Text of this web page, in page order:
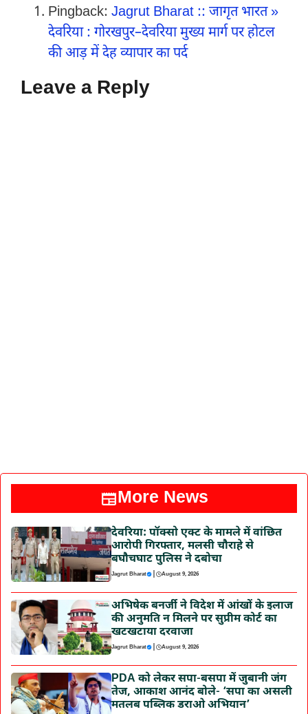
Pingback: Jagrut Bharat :: जागृत भारत »
देवरिया : गोरखपुर–देवरिया मुख्य मार्ग पर होटल
की आड़ में देह व्यापार का पर्द
Leave a Reply
More News
देवरिया: पॉक्सो एक्ट के मामले में वांछित
आरोपी गिरफ्तार, मलसी चौराहे से
बघौचघाट पुलिस ने दबोचा
Jagrut Bharat | August 9, 2026
अभिषेक बनर्जी ने विदेश में आंखों के इलाज
की अनुमति न मिलने पर सुप्रीम कोर्ट का
खटखटाया दरवाजा
Jagrut Bharat | August 9, 2026
PDA को लेकर सपा-बसपा में जुबानी जंग
तेज, आकाश आनंद बोले- ‘सपा का असली
मतलब पब्लिक डराओ अभियान’